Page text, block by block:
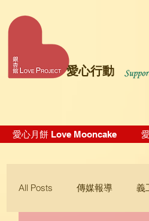
愛心行動
愛心月餅 Love Mooncake
All Posts 傳媒報導 義